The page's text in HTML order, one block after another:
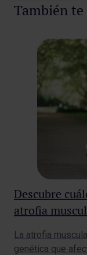
También
Descubre
atrofia
La atrofia
genética que